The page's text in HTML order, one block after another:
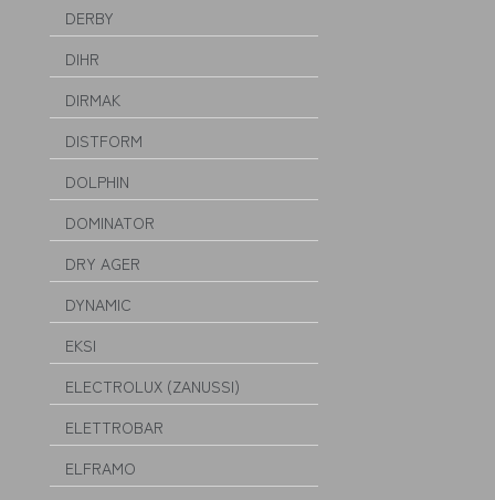
DERBY
DIHR
DIRMAK
DISTFORM
DOLPHIN
DOMINATOR
DRY AGER
DYNAMIC
EKSI
ELECTROLUX (ZANUSSI)
ELETTROBAR
ELFRAMO